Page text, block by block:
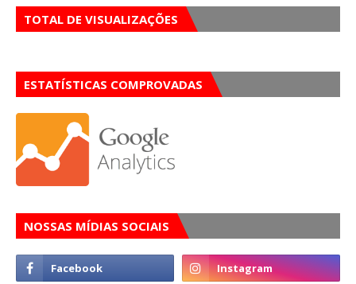
TOTAL DE VISUALIZAÇÕES
ESTATÍSTICAS COMPROVADAS
NOSSAS MÍDIAS SOCIAIS